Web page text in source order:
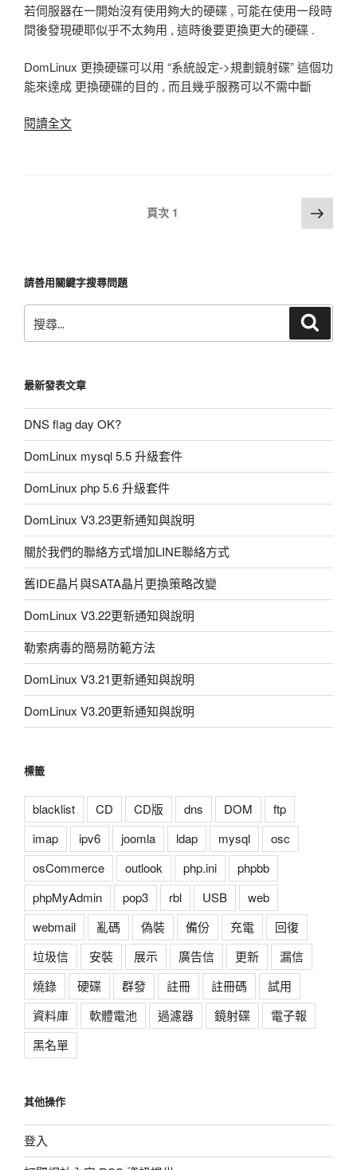
災
難
原
機
若伺服器在一開始沒有使用夠大的硬碟 , 可能在使用一段時
間後發現硬耶似乎不太夠用 , 這時後要更換更大的硬碟 .
DomLinux 更換硬碟可以用 “系統設定->規劃鏡射碟” 這個功
能來達成 更換硬碟的目的 , 而且幾乎服務可以不需中斷
閱讀全文
如
碟〉
覽
頁次 1 下
一
請善用關鍵字搜尋問題
搜
尋:
最新發表文章
DNS flag day OK?
DomLinux mysql 5.5 升級套件
DomLinux php 5.6 升級套件
DomLinux V3.23更新通知與說明
關於我們的聯絡方式增加LINE聯絡方式
舊IDE晶片與SATA晶片更換策略改變
DomLinux V3.22更新通知與說明
勒索病毒的簡易防範方法
DomLinux V3.21更新通知與說明
DomLinux V3.20更新通知與說明
標籤
blacklist CD CD版 dns DOM
ftp
imap
ipv6 joomla ldap mysql
osc
osCommerce
outlook php.ini
phpbb
phpMyAdmin
pop3 rbl USB
web
webmail
亂碼 偽裝 備份 充電
回復
垃圾信
安裝 展示 廣告信 更新
漏信
燒錄
硬碟 群發 註冊 註冊碼
試用
資料庫
軟體電池 過濾器 鏡射碟
電子報
黑名單
其他操作
登入